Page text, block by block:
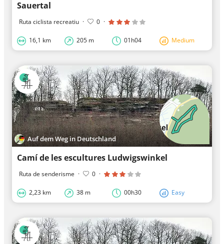
Sauertal
Ruta ciclista recreatiu · 0 ·
16,1 km 205 m 01h04 Medium
Auf dem Weg in Deutschland
Camí de les escultures Ludwigswinkel
Ruta de senderisme · 0 ·
2,23 km 38 m 00h30 Easy